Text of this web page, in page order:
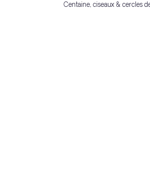
Centaine, ciseaux & cercles